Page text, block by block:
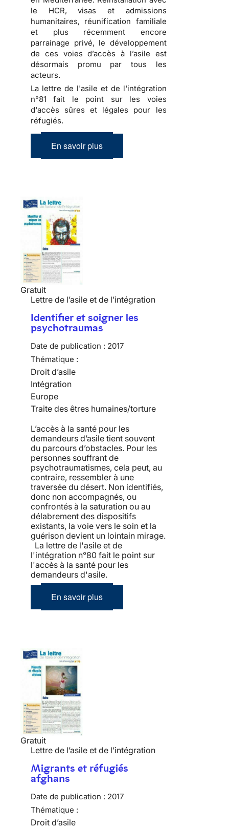
le HCR, visas et admissions
humanitaires, réunification familiale
et plus récemment encore
parrainage privé, le développement
de ces voies d’accès à l’asile est
désormais promu par tous les
acteurs.
La lettre de l'asile et de l'intégration
n°81 fait le point sur les voies
d'accès sûres et légales pour les
réfugiés.
En savoir plus
Gratuit
Lettre de l’asile et de l’intégration
Identifier et soigner les
psychotraumas
Date de publication : 2017
Thématique :
Droit d’asile
Intégration
Europe
Traite des êtres humaines/torture
L’accès à la santé pour les
demandeurs d’asile tient souvent
du parcours d’obstacles. Pour les
personnes souffrant de
psychotraumatismes, cela peut, au
contraire, ressembler à une
traversée du désert. Non identifiés,
donc non accompagnés, ou
confrontés à la saturation ou au
délabrement des dispositifs
existants, la voie vers le soin et la
guérison devient un lointain mirage.
La lettre de l'asile et de
l'intégration n°80 fait le point sur
l'accès à la santé pour les
demandeurs d'asile.
En savoir plus
Gratuit
Lettre de l’asile et de l’intégration
Migrants et réfugiés
afghans
Date de publication : 2017
Thématique :
Droit d’asile